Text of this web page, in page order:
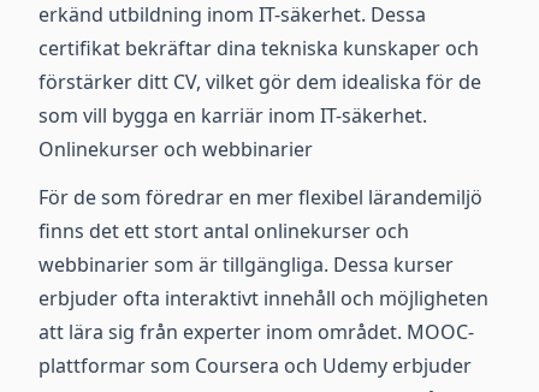
erkänd utbildning inom IT-säkerhet. Dessa
certifikat bekräftar dina tekniska kunskaper och
förstärker ditt CV, vilket gör dem idealiska för de
som vill bygga en karriär inom IT-säkerhet.
Onlinekurser och webbinarier
För de som föredrar en mer flexibel lärandemiljö
finns det ett stort antal onlinekurser och
webbinarier som är tillgängliga. Dessa kurser
erbjuder ofta interaktivt innehåll och möjligheten
att lära sig från experter inom området. MOOC-
plattformar som Coursera och Udemy erbjuder